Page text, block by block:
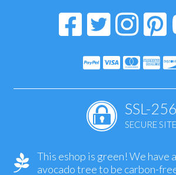
SSL-256
SECURE SITE
This eshop is green! We have
avocado tree to be carbon-